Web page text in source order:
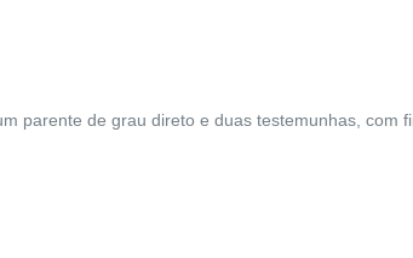
parente de grau direto e duas testemunhas, com